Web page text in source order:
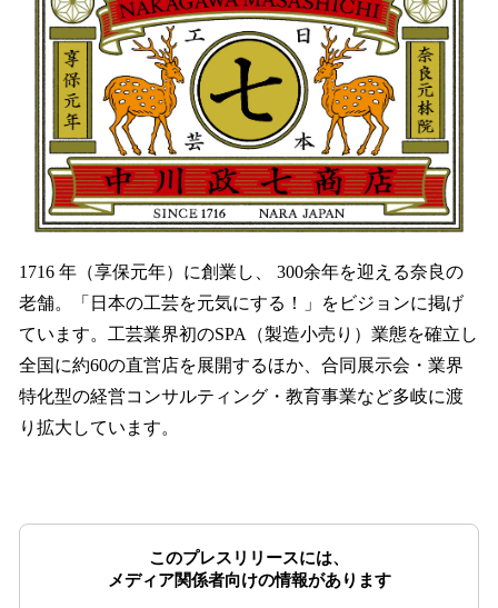
1716 年（享保元年）に創業し、 300余年を迎える奈良の
老舗。「日本の工芸を元気にする！」をビジョンに掲げ
ています。工芸業界初のSPA（製造小売り）業態を確立し
全国に約60の直営店を展開するほか、合同展示会・業界
特化型の経営コンサルティング・教育事業など多岐に渡
り拡大しています。
このプレスリリースには、
メディア関係者向けの情報があります